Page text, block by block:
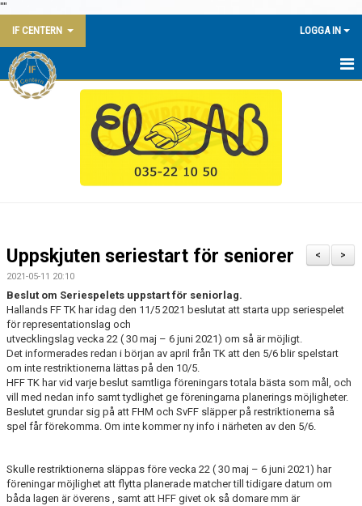
""
IF CENTERN
LOGGA IN
HEM
KLUBBSTUGAN
AVGIFTER
DOKUMENT
MATCHER
HITTA HIT
STADIUM
>
<
Uppskjuten seriestart för seniorer
2021-05-11 20:10
Beslut om Seriespelets uppstart för seniorlag.
Hallands FF TK har idag den 11/5 2021 beslutat att starta upp seriespelet
för representationslag och
utvecklingslag vecka 22 ( 30 maj – 6 juni 2021) om så är möjligt.
Det informerades redan i början av april från TK att den 5/6 blir spelstart
om inte restriktionerna lättas på den 10/5.
HFF TK har vid varje beslut samtliga föreningars totala bästa som mål, och
vill med nedan info samt tydlighet ge föreningarna planerings möjligheter.
Beslutet grundar sig på att FHM och SvFF släpper på restriktionerna så
spel får förekomma. Om inte kommer ny info i närheten av den 5/6.
Skulle restriktionerna släppas före vecka 22 ( 30 maj – 6 juni 2021) har
föreningar möjlighet att flytta planerade matcher till tidigare datum om
båda lagen är överens , samt att HFF givet ok så domare mm är